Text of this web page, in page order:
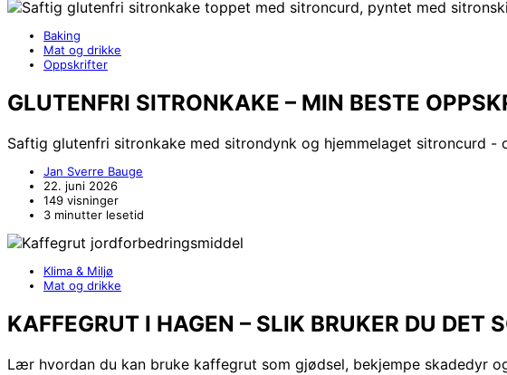
Baking
Mat og drikke
Oppskrifter
GLUTENFRI SITRONKAKE – MIN BESTE
Saftig glutenfri sitronkake med sitrondynk og hjemmelaget sitroncurd -
Jan Sverre Bauge
22. juni 2026
149 visninger
3 minutter lesetid
Klima & Miljø
Mat og drikke
KAFFEGRUT I HAGEN – SLIK BRUKER DU DET
Lær hvordan du kan bruke kaffegrut som gjødsel, bekjempe skadedyr